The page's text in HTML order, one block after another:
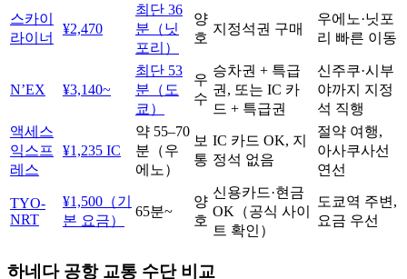
스카이
라이너
¥2,470
최단 36
분（닛
포리）
양
호
지정석권 구매
우에노·닛포
리 빠른 이동
N’EX ¥3,140~
최단 53
분（도
쿄）
우
수
승차권 + 특급
권, 또는 IC 카
드 + 특급권
신주쿠·시부
야까지 지정
석 직행
액세스
익스프
레스
¥1,235 IC
약 55–70
분（우
에노）
보
통
IC 카드 OK, 지
정석 없음
절약 여행,
아사쿠사선
연선
TYO-
NRT
¥1,500（기
본 요금）
65분~
양
호
신용카드·현금
OK（공식 사이
트 확인）
도쿄역 주변,
요금 우선
하네다 공항 교통 수단 비교